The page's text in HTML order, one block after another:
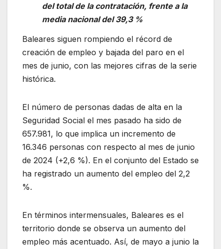
del total de la contratación, frente a la
media nacional del 39,3 %
Baleares siguen rompiendo el récord de
creación de empleo y bajada del paro en el
mes de junio, con las mejores cifras de la serie
histórica.
El número de personas dadas de alta en la
Seguridad Social el mes pasado ha sido de
657.981, lo que implica un incremento de
16.346 personas con respecto al mes de junio
de 2024 (+2,6 %). En el conjunto del Estado se
ha registrado un aumento del empleo del 2,2
%.
En términos intermensuales, Baleares es el
territorio donde se observa un aumento del
empleo más acentuado. Así, de mayo a junio la